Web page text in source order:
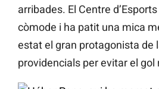
arribades. El Centre
còmode i ha patit una mica
estat el gran protagonista de
providencials per evitar el gol